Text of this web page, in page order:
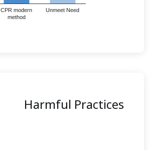
CPR modern
method
Unmeet Need
Harmful Practices